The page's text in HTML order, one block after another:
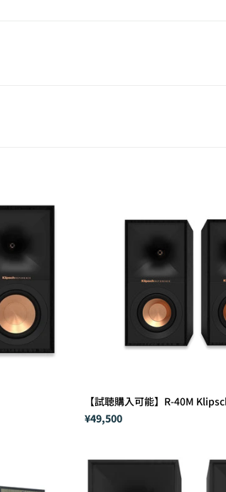
【試聴購入可能】R-40M
¥49,500